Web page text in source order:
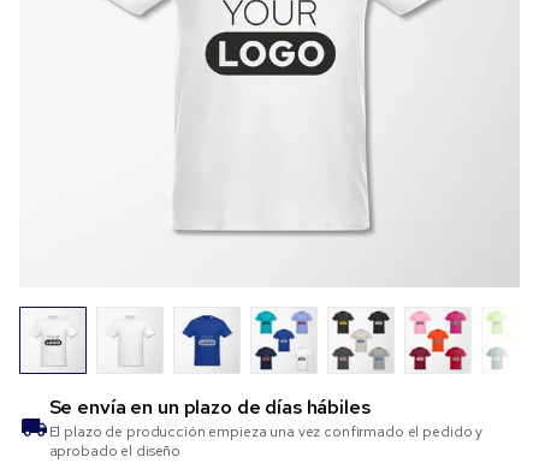
Se envía en un plazo de días hábiles
El plazo de producción empieza una vez confirmado el pedido y
aprobado el diseño